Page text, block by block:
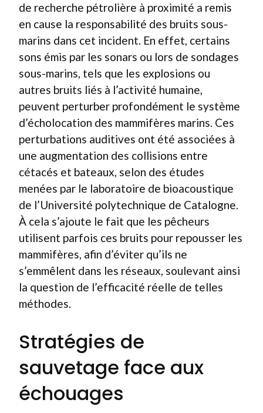
de recherche pétrolière à proximité a remis
en cause la responsabilité des bruits sous-
marins dans cet incident. En effet, certains
sons émis par les sonars ou lors de sondages
sous-marins, tels que les explosions ou
autres bruits liés à l’activité humaine,
peuvent perturber profondément le système
d’écholocation des mammifères marins. Ces
perturbations auditives ont été associées à
une augmentation des collisions entre
cétacés et bateaux, selon des études
menées par le laboratoire de bioacoustique
de l’Université polytechnique de Catalogne.
À cela s’ajoute le fait que les pêcheurs
utilisent parfois ces bruits pour repousser les
mammifères, afin d’éviter qu’ils ne
s’emmêlent dans les réseaux, soulevant ainsi
la question de l’efficacité réelle de telles
méthodes.
Stratégies de
sauvetage face aux
échouages